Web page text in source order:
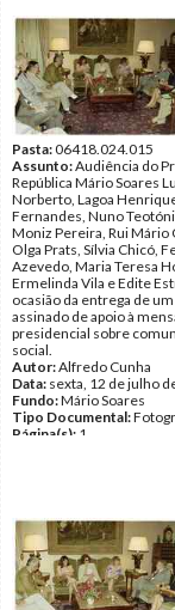
Pasta:06418.024.015
Assunto:Audiência do
República Mário Soares
Norberto, Lagoa
Fernandes, Nuno
Moniz Pereira, Rui Mário
Olga Prats, Sílvia Chicó,
Azevedo, Maria Teresa
Ermelinda Vila e Edite
ocasião da entrega de
assinado de apoio à
presidencial sobre
social.
Autor:Alfredo Cunha
Data: sexta, 12 de julho
Fundo:Mário Soares
Tipo Documental:
Página(s): 1